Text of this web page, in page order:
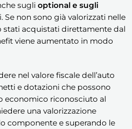
sugli optional e sugli
Se non sono già valorizzati nelle
stati acquistati direttamente dal
viene aumentato in modo
nel valore fiscale dell’auto
e dotazioni che possono
economico riconosciuto al
una valorizzazione
componente e superando le